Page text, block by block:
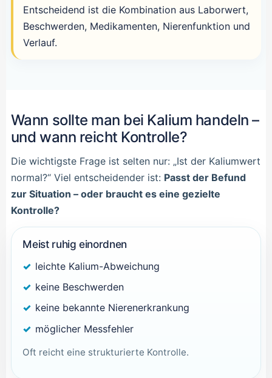
Entscheidend ist die Kombination aus Laborwert,
Beschwerden, Medikamenten, Nierenfunktion und
Verlauf.
Wann sollte man bei Kalium handeln –
und wann reicht Kontrolle?
Die wichtigste Frage ist selten nur: „Ist der Kaliumwert
normal?“ Viel entscheidender ist: Passt der Befund
zur Situation – oder braucht es eine gezielte
Kontrolle?
Meist ruhig einordnen
leichte Kalium-Abweichung
keine Beschwerden
keine bekannte Nierenerkrankung
möglicher Messfehler
Oft reicht eine strukturierte Kontrolle.